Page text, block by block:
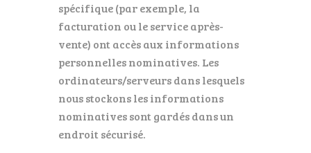
spécifique (par exemple, la
facturation ou le service après-
vente) ont accès aux informations
personnelles nominatives. Les
ordinateurs/serveurs dans lesquels
nous stockons les informations
nominatives sont gardés dans un
endroit sécurisé.